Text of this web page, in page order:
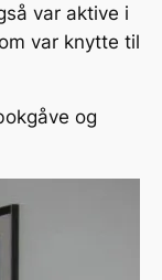
var aktive i
var knytte til
og